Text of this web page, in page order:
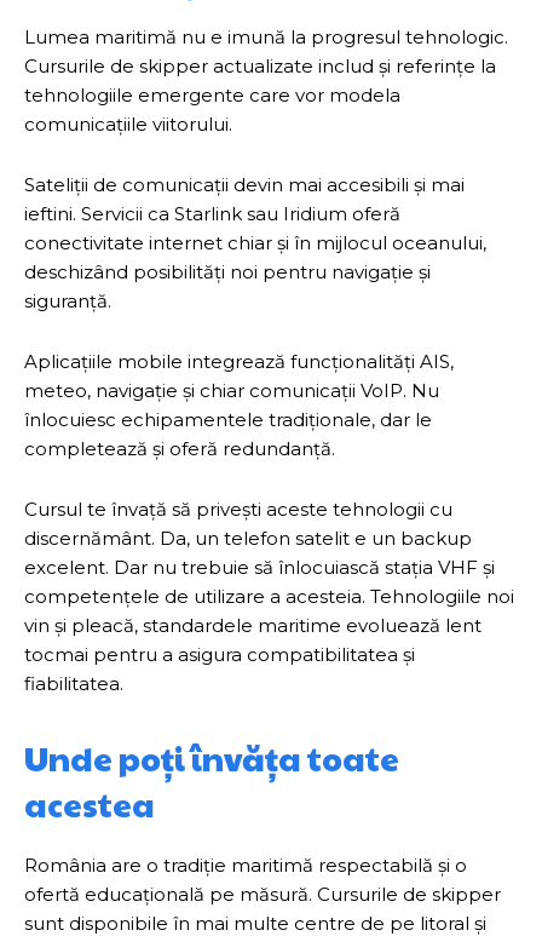
Lumea maritimă nu e imună la progresul tehnologic.
Cursurile de skipper actualizate includ și referințe la
tehnologiile emergente care vor modela
comunicațiile viitorului.
Sateliții de comunicații devin mai accesibili și mai
ieftini. Servicii ca Starlink sau Iridium oferă
conectivitate internet chiar și în mijlocul oceanului,
deschizând posibilități noi pentru navigație și
siguranță.
Aplicațiile mobile integrează funcționalități AIS,
meteo, navigație și chiar comunicații VoIP. Nu
înlocuiesc echipamentele tradiționale, dar le
completează și oferă redundanță.
Cursul te învață să privești aceste tehnologii cu
discernământ. Da, un telefon satelit e un backup
excelent. Dar nu trebuie să înlocuiască stația VHF și
competențele de utilizare a acesteia. Tehnologiile noi
vin și pleacă, standardele maritime evoluează lent
tocmai pentru a asigura compatibilitatea și
fiabilitatea.
Unde poți învăța toate
acestea
România are o tradiție maritimă respectabilă și o
ofertă educațională pe măsură. Cursurile de skipper
sunt disponibile în mai multe centre de pe litoral și